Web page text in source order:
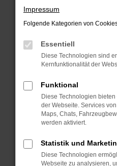
Fehler: Network
Beim Laden ist ein Fehler
Hier sind ein paar Tipps,
Überprüfe deine
Internetverbindung.
Laden andere
Suchmaschine?
Manche
können das Laden
Impressum
Folgende Kategorien von
Essentiell
Diese Technologien sind
Kernfunktionalität der
Funktional
Diese Technologien
der Webseite. Services
Maps, Chats,
werden aktiviert.
Statistik und
Diese Technologien
Webseite zu analysieren,